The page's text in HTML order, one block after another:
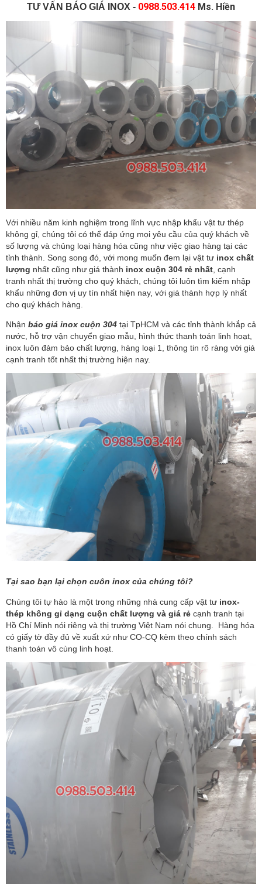
TƯ VẤN BÁO GIÁ INOX - 0988.503.414 Ms. Hiền
Với nhiều năm kinh nghiệm trong lĩnh vực nhập khẩu vật tư thép
không gỉ, chúng tôi có thể đáp ứng mọi yêu cầu của quý khách về
số lượng và chủng loại hàng hóa cũng như việc giao hàng tại các
tỉnh thành. Song song đó, với mong muốn đem lại vật tư inox chất
lượng nhất cũng như giá thành inox cuộn 304 rẻ nhất, cạnh
tranh nhất thị trường cho quý khách, chúng tôi luôn tìm kiếm nhập
khẩu những đơn vị uy tín nhất hiện nay, với giá thành hợp lý nhất
cho quý khách hàng.
Nhận báo giá inox cuộn 304 tại TpHCM và các tỉnh thành khắp cả
nước, hỗ trợ vận chuyển giao mẫu, hình thức thanh toán linh hoạt,
inox luôn đảm bảo chất lượng, hàng loại 1, thông tin rõ ràng với giá
cạnh tranh tốt nhất thị trường hiện nay.
Tại sao bạn lại chọn cuôn inox của chúng tôi?
Chúng tôi tự hào là một trong những nhà cung cấp vật tư inox-
thép không gỉ dạng cuộn chất lượng và giá rẻ cạnh tranh tại
Hồ Chí Minh nói riêng và thị trường Việt Nam nói chung. Hàng hóa
có giấy tờ đầy đủ về xuất xứ như CO-CQ kèm theo chính sách
thanh toán vô cùng linh hoạt.